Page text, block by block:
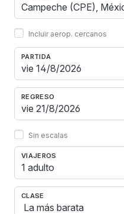
Incluir aerop. cercanos
PARTIDA
REGRESO
Sin escalas
VIAJEROS
1 adulto
CLASE